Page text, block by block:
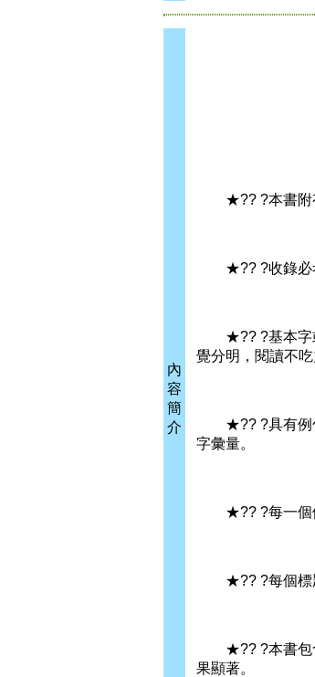
內
容
簡
介
★?? ?本書附有
★?? ?收錄必考
★?? ?基本字或
覺分明，閱讀不吃
★?? ?具有例句
字彙量。
★?? ?每一個例
★?? ?每個標題
★?? ?本書包含
果顯著。